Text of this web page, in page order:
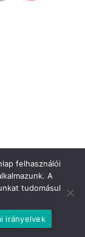
felhasználói
A
tudomásul
irányelvek